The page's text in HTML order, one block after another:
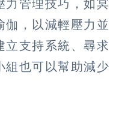
力管理技巧，如冥
伽，以減輕壓力並
立支持系統、尋求
組也可以幫助減少